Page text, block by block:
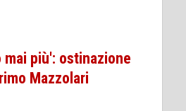
mai più': ostinazione
Mazzolari